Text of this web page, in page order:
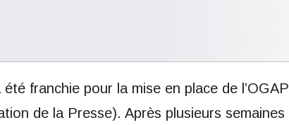
franchie pour la mise en place de
de la Presse). Après plusieurs